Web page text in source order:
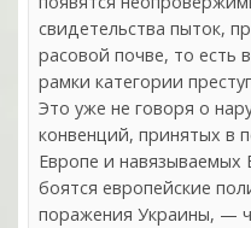
свидетельства пыток,
расовой почве, то есть
рамки категории
Это уже не говоря о
конвенций, принятых в
Европе и навязываемых
боятся европейские
поражения Украины, —